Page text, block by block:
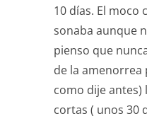
10 días. El moco
sonaba aunque
pienso que
de la amenorrea
como dije antes)
cortas ( unos 30